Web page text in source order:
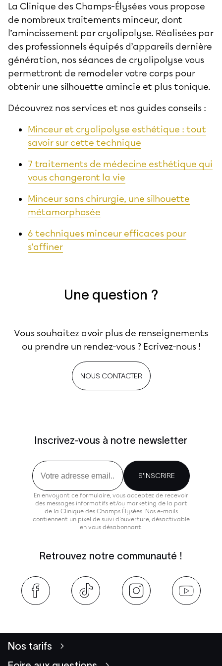
La Clinique des Champs-Élysées vous propose
de nombreux traitements minceur, dont
l’amincissement par cryolipolyse. Réalisées par
des professionnels équipés d’appareils dernière
génération, nos séances de cryolipolyse vous
permettront de remodeler votre corps pour
obtenir une silhouette amincie et plus tonique.
Découvrez nos services et nos guides conseils :
Minceur et cryolipolyse esthétique : tout
savoir sur cette technique
7 traitements de médecine esthétique qui
vous changeront la vie
Minceur sans chirurgie, une silhouette
métamorphosée
6 techniques minceur efficaces pour
s’affiner
Une question ?
Vous souhaitez avoir plus de renseignements
ou prendre un rendez-vous ? Ecrivez-nous !
NOUS CONTACTER
Inscrivez-vous à notre newsletter
Email
S'INSCRIRE
En envoyant ce formulaire, vous acceptez de recevoir
des messages informatifs et/ou marketing de la part
de la Clinique des Champs Élysées. Nos e-mails
contiennent un pixel de suivi d'ouverture, désactivable
en vous désabonnant.
Retrouvez notre communauté !
Nos tarifs